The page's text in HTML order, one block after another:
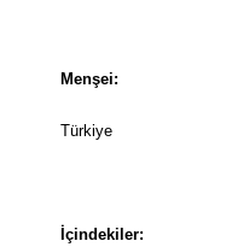
Menşei:
Türkiye
İçindekiler: